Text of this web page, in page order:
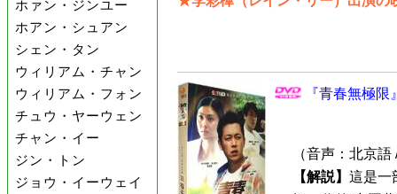
ホァン・ジンユー
ホアン・シュアン
シェン・タン
ウィリアム・チャン
ウィリアム・フォン
チュウ・ヤーウェン
チャン・イー
ジン・トン
ジョウ・イーウェイ
『青春無極
（音声：北京
【解説】 這是一